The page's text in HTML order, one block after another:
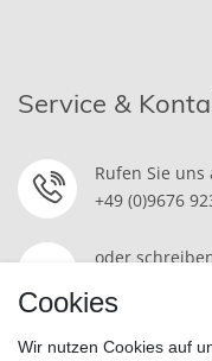
Service &
Rufen Sie
+49 (0)9676
oder
Cookies
Wir nutzen Cookies auf